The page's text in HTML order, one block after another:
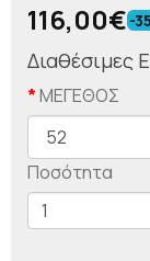
116,00€ -
Διαθέσιμες
ΜΕΓΕΘΟΣ
Ποσότητα